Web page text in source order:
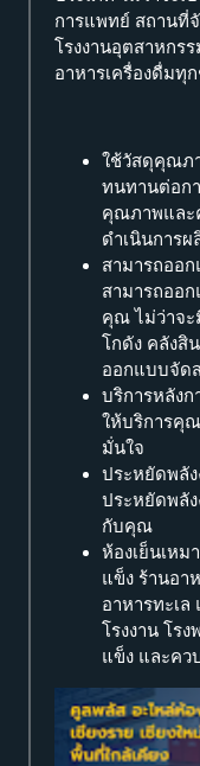
การแพทย์ สถานที่
โรงงานอุตสาหกร
อาหารเครื่องดื่มทุ
ใช้วัสดุคุณภ
ทนทานต่อกา
คุณภาพและ
ดำเนินการ
สามารถออ
สามารถออ
คุณ ไม่ว่าจะ
โกดัง คลังสิ
ออกแบบจัด
บริการหลัง
ให้บริการคุ
มั่นใจ
ประหยัดพลัง
ประหยัดพลั
กับคุณ
ห้องเย็นเห
แข็ง ร้านอา
อาหารทะเ
โรงงาน โร
แข็ง และค